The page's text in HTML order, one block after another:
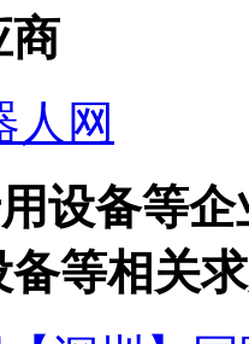
商
人网
设备等企
备等相关